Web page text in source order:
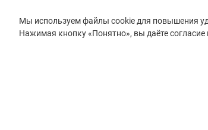
Мы используем файлы cookie для повышения
Нажимая кнопку «Понятно», вы даёте